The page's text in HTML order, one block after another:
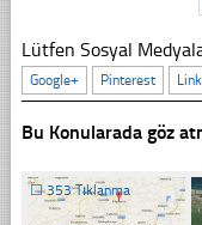
Lütfen Sosyal
Google+
Pinterest
Bu Konularada göz
☐353 Tıklanma